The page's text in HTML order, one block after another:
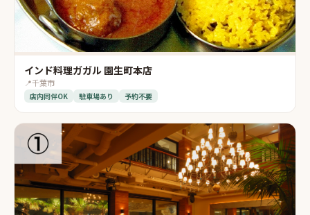
インド料理ガガル 園生町本店
📍千葉市
店内同伴OK 駐車場あり 予約不要